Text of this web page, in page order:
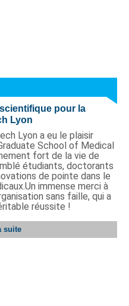
pour la
Lyon
Lyon a eu le plaisir
School of Medical
fort de la vie de
étudiants, doctorants
de pointe dans le
immense merci à
sans faille, qui a
réussite !
suite